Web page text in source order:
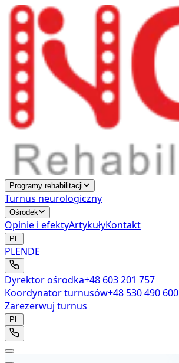
Programy rehabilitacji
Turnus neurologiczny
Ośrodek
Opinie i efektyArtykułyKontakt
PL
PLENDE
Dyrektor ośrodka+48 603 201 757
Koordynator turnusów+48 530 490 600
Zarezerwuj turnus
PL